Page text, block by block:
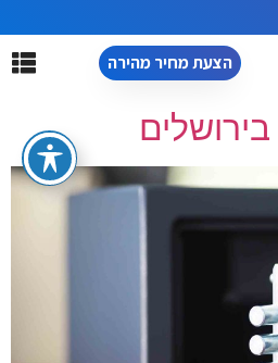
הצעת מחיר מהירה